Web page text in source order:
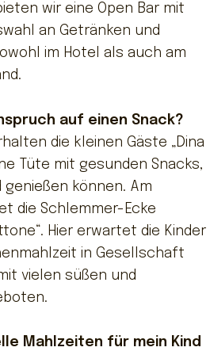
wir eine Open Bar mit
an Getränken und
im Hotel als auch am
auf einen Snack?
die kleinen Gäste „Dina
Tüte mit gesunden Snacks,
genießen können. Am
die Schlemmer-Ecke
Hier erwartet die Kinder
in Gesellschaft
vielen süßen und
Mahlzeiten für mein Kind